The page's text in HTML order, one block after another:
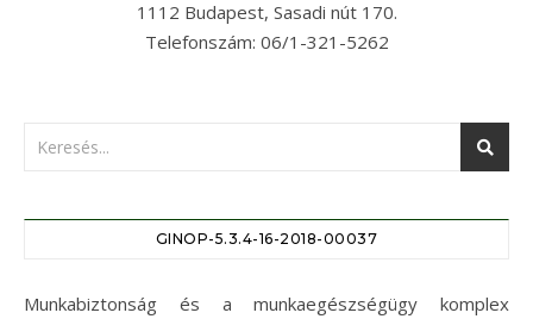
1112 Budapest, Sasadi nút 170.
Telefonszám: 06/1-321-5262
GINOP-5.3.4-16-2018-00037
Munkabiztonság és a munkaegészségügy komplex